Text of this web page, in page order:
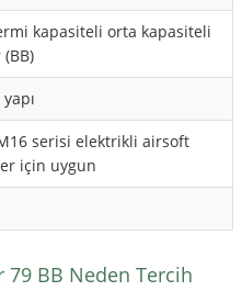
kapasiteli orta kapasiteli
serisi elektrikli airsoft
için uygun
79 BB Neden Tercih